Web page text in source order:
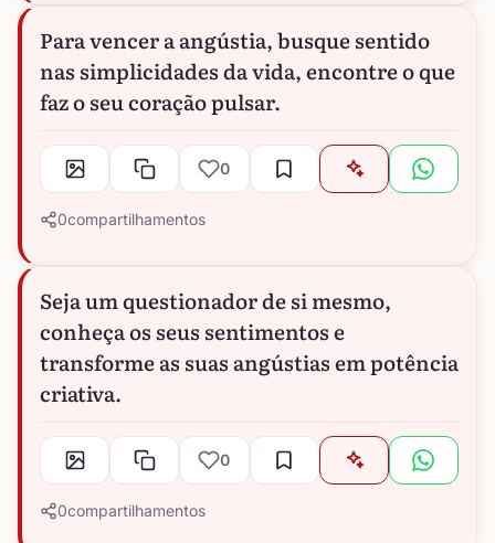
Para vencer a angústia, busque sentido
nas simplicidades da vida, encontre o que
faz o seu coração pulsar.
0
0compartilhamentos
Seja um questionador de si mesmo,
conheça os seus sentimentos e
transforme as suas angústias em potência
criativa.
0
0compartilhamentos